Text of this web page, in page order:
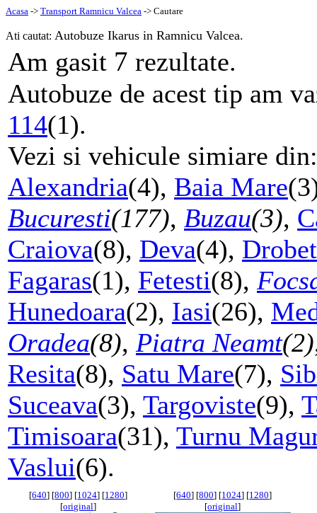
Acasa -> Transport Ramnicu Valcea -> Cautare
Ati cautat: Autobuze Ikarus in Ramnicu Valcea.
Am gasit 7 rezultate.
Autobuze de acest tip am
114(1).
Vezi si vehicule simiare
Alexandria(4), Baia Mare
Bucuresti(177), Buzau(3),
Craiova(8), Deva(4),
Fagaras(1), Fetesti(8),
Hunedoara(2), Iasi(26),
Oradea(8), Piatra Neamt(2)
Resita(8), Satu Mare(7),
Suceava(3), Targoviste(9),
Timisoara(31), Turnu
Vaslui(6).
[640] [800] [1024] [1280]
[original]
[640] [800] [1024] [1280]
[original]